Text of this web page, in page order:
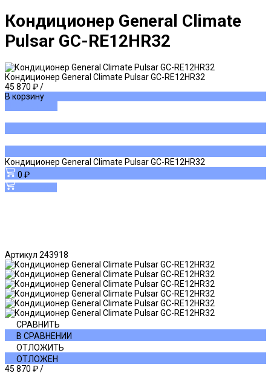
Кондиционер General Climate
Pulsar GC-RE12HR32
Кондиционер General Climate Pulsar GC-RE12HR32
45 870 ₽/
В корзину
Кондиционер General Climate Pulsar GC-RE12HR32
0 ₽
Артикул 243918
СРАВНИТЬ
В СРАВНЕНИИ
ОТЛОЖИТЬ
ОТЛОЖЕН
45 870 ₽/